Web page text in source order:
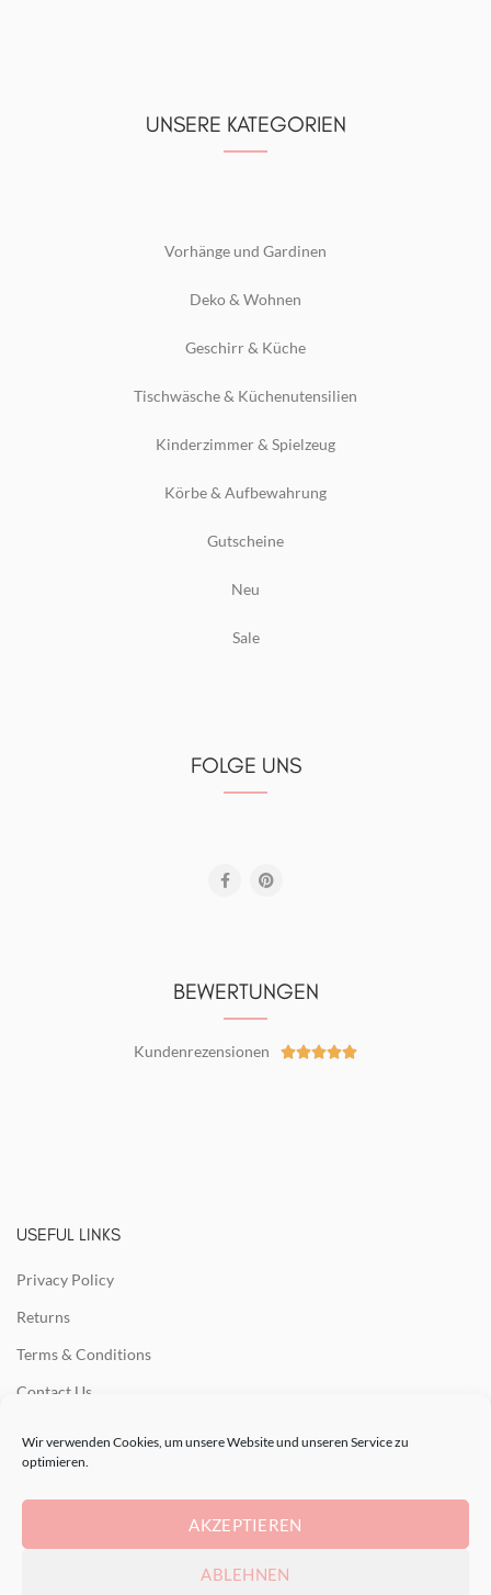
Wir verwenden Cookies, um unsere Website und unseren Service zu
optimieren.
AKZEPTIEREN
ABLEHNEN
UNSERE KATEGORIEN
Vorhänge und Gardinen
Deko & Wohnen
Geschirr & Küche
Tischwäsche & Küchenutensilien
Kinderzimmer & Spielzeug
Körbe & Aufbewahrung
Gutscheine
Neu
Sale
FOLGE UNS
BEWERTUNGEN
Kundenrezensionen 
USEFUL LINKS
Privacy Policy
Returns
Terms & Conditions
Contact Us
Our Sitemap
RECENT POSTS